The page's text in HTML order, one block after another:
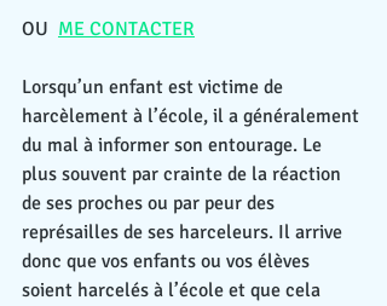
OU ME CONTACTER
Lorsqu’un enfant est victime de
harcèlement à l’école, il a généralement
du mal à informer son entourage. Le
plus souvent par crainte de la réaction
de ses proches ou par peur des
représailles de ses harceleurs. Il arrive
donc que vos enfants ou vos élèves
soient harcelés à l’école et que cela